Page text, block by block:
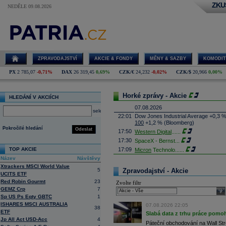
NEDĚLE 09.08.2026
ZPRAVODAJSTVÍ AKCIE & FONDY MĚNY & SAZBY
PX 2 785,07 -0,71% DAX 26 319,45 0,69% CZK/€ 24,232 -0,02% CZK/$ 20,966 0,00%
HLEDÁNÍ V AKCIÍCH
select
Odeslat
Pokročilé hledání
TOP AKCIE
Název
Návštěvy
Xtrackers MSCI World Value
UCITS ETF
5
Red Robin Gourmt
23
GEMZ Crp
7
Sp US Ps Eqty GBTC
1
ISHARES MSCI AUSTRALIA
ETF
38
Jp All Act USD-Acc
4
Horké zprávy - Akcie
07.08.2026
22:01
Dow Jones Industrial Average +0,3
100 +1,2 % (Bloomberg)
17:50 Western Digital
17:30 SpaceX - Bernst
17:09 Micron Technolo
16:26
Objem obchodů s akciemi na
obchodů za poslední rok je 0,665
16:23 Zvýšení výroby balistických střel
nějakou dobu potrvá. Agentuře
Armin Papperger. Společná výroba
doplnit arzenál Spojeným státům,
(ČTK)
16:07 Conocophillips
Zpravodajství - Akcie
Zvolte filtr
07.08.2026 22:05
Slabá data z trhu práce
Páteční obchodování na Wall